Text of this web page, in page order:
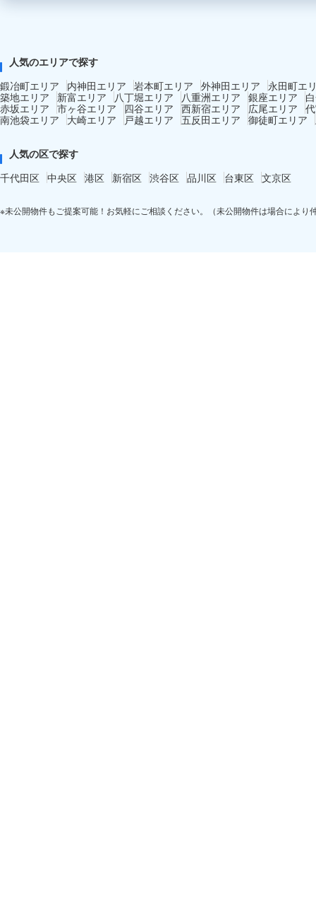
人気のエリアで探す
鍛冶町エリア
内神田エリア 岩本町エリア 外神田エリア
永田町エ
築地エリア
新富エリア 八丁堀エリア 八重洲エリア 銀座エリア
赤坂エリア 市ヶ谷エリア 四谷エリア 西新宿エリア 広尾エリア
南池袋エリア
大崎エリア 戸越エリア 五反田エリア 御徒町エリア
人気の区で探す
千代田区 中央区 港区 新宿区 渋谷区 品川区 台東区 文京区
※未公開物件もご提案可能！お気軽にご相談ください。（未公開物件は場合により